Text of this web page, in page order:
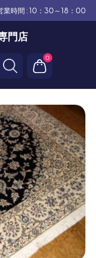
業時間 : 10：30～18：00
門店
0